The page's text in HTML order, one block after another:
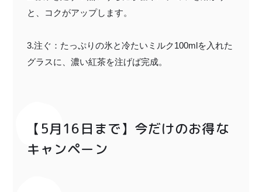
と、コクがアップします。
3.注ぐ：たっぷりの氷と冷たいミルク100mlを入れた
グラスに、濃い紅茶を注げば完成。
【5月16日まで】今だけのお得な
キャンペーン